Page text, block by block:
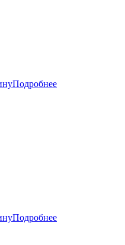
Подробнее
Подробнее